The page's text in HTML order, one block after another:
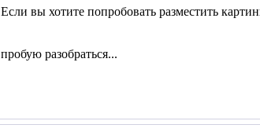
Если вы хотите попробовать разместить
пробую разобраться...